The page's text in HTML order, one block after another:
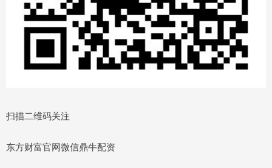
扫描二维码关注
东方财富官网微信鼎牛配资